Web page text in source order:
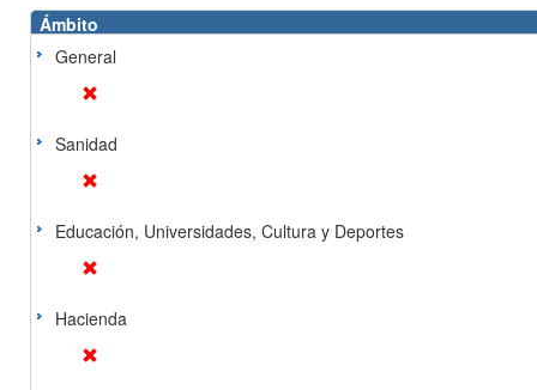
Ámbito
General
Sanidad
Educación, Universidades, Cultura y Deportes
Hacienda